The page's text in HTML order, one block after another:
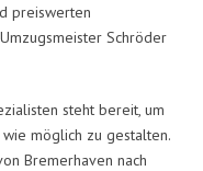
preiswerten
Schröder
steht bereit, um
möglich zu gestalten.
Bremerhaven nach